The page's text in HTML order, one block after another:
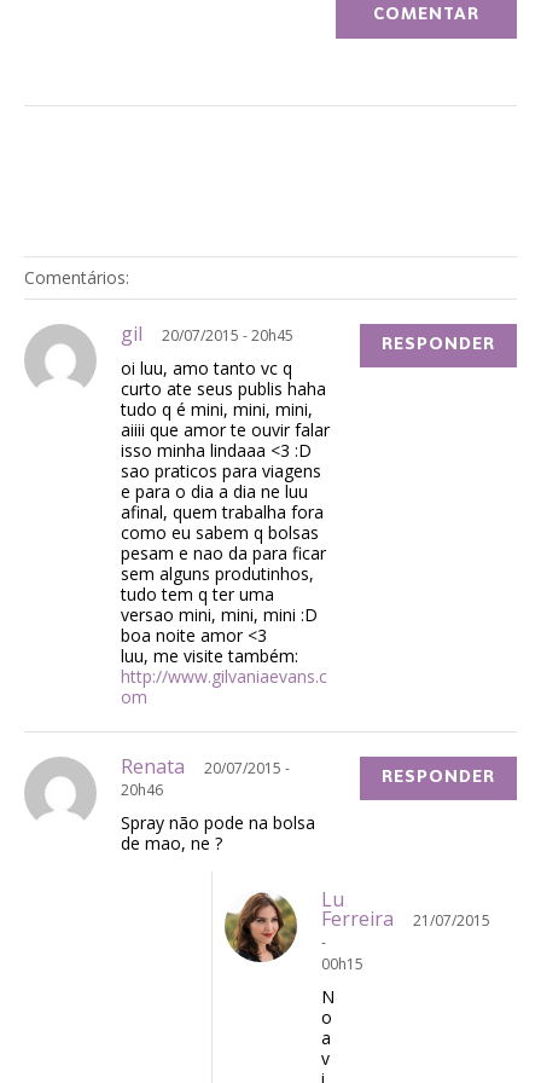
Comentários:
gil 20/07/2015 - 20h45
oi luu, amo tanto vc q
curto ate seus publis haha
tudo q é mini, mini, mini,
aiiii que amor te ouvir falar
isso minha lindaaa <3 :D
sao praticos para viagens
e para o dia a dia ne luu
afinal, quem trabalha fora
como eu sabem q bolsas
pesam e nao da para ficar
sem alguns produtinhos,
tudo tem q ter uma
versao mini, mini, mini :D
boa noite amor <3
luu, me visite também:
http://www.gilvaniaevans.c
om
RESPONDER
Renata
20/07/2015 -
20h46
Spray não pode na bolsa
de mao, ne ?
RESPONDER
Lu
Ferreira
21/07/2015
-
00h15
N
o
a
v
i